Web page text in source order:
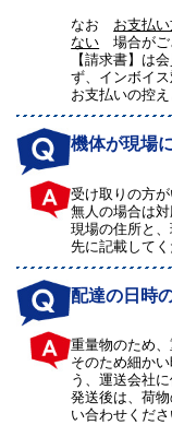
なお お支払
ない 場合がご
【請求書】は
ず、インボイ
お支払いの控
機体が現場
受け取りの方
無人の場合は
現場の住所と
先に記載して
配達の日時
重量物のため
そのため細か
う、運送会社
発送後は、荷
い合わせくだ